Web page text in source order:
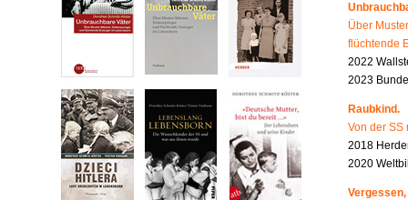
Über
flüchtende
2022
2023
Raubkind.
Von der SS
2018
2020